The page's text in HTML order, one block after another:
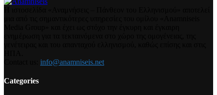
info@anamniseis.net
Categories